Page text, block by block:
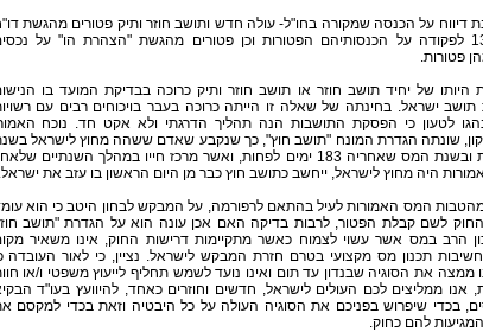
דיווח על הכנסה שמקורה בחו"ל- עולה חדש ותושב חוזר ותיק פטורים מהגשת
לפי סעיף 131 לפקודה על הכנסותיהם הפטורות וכן פטורים מהגשת "הצהרת הו" על
פטורות.
היותו של יחיד תושב חוזר או תושב חוזר ותיק כרוכה בבדיקת המועד בו
תושב ישראל. בחינתה של שאלה זו הייתה כרוכה בעבר בויכוחים רבים עם
לטעון כי הפסקת התושבות הנה תהליך הדרגתי ולא אקט חד. נוכח
שונתה הגדרת המונח "תושב חוץ", כך שנקבע שאדם ששהה מחוץ לישראל
המס הנבחנת ובשנת המס שאחריה 183 ימים לפחות, ואשר מרכז חייו במהלך השנתיים
היה מחוץ לישראל, ייחשב כתושב חוץ כבר מן היום הראשון בו עזב את ישראל.
מהטבות המס האמורות לעיל בהתאם לרפורמה, על המבקש לבחון היטב כי הוא
לשם קבלת הפטור, לרבות בדיקה האם אכן עונה הוא על הגדרת "תושב
הרב במס אשר עשוי לצמוח כאשר מתקיימות דרישות החוק, אינו משאיר
תכנון מס מקצועי בטרם חזרת המבקש לישראל. נציין, כי לאור העובדה
ממצה את הסוגיה שבנדון עד תום ואינו נועד לשמש תחליף לייעוץ משפטי ו/או
אנו ממליצים לכם העולים לישראל, חדשים וחוזרים כאחד, להיוועץ בעו"ד
בכדי שיפרוש בפניכם את הסוגיה העולה על כל היבטיה וזאת בכדי למקסם
להם כחוק.